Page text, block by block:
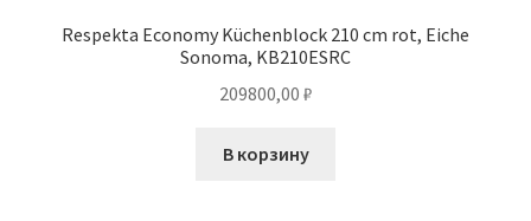
Respekta Economy Küchenblock 210 cm rot, Eiche
Sonoma, KB210ESRC
209800,00 ₽
В корзину